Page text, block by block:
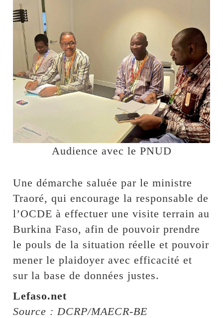
Audience avec le PNUD
Une démarche saluée par le ministre
Traoré, qui encourage la responsable de
l’OCDE à effectuer une visite terrain au
Burkina Faso, afin de pouvoir prendre
le pouls de la situation réelle et pouvoir
mener le plaidoyer avec efficacité et
sur la base de données justes.
Lefaso.net
Source : DCRP/MAECR-BE